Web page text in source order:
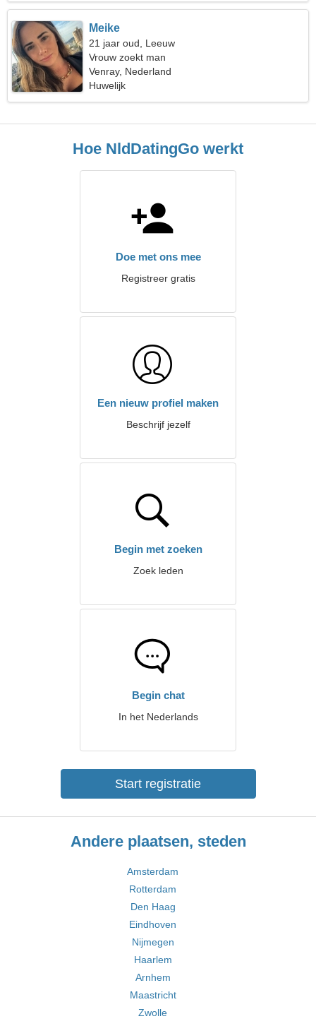
Meike
21 jaar oud, Leeuw
Vrouw zoekt man
Venray, Nederland
Huwelijk
Hoe NldDatingGo werkt
Doe met ons mee
Registreer gratis
Een nieuw profiel maken
Beschrijf jezelf
Begin met zoeken
Zoek leden
Begin chat
In het Nederlands
Start registratie
Andere plaatsen, steden
Amsterdam
Rotterdam
Den Haag
Eindhoven
Nijmegen
Haarlem
Arnhem
Maastricht
Zwolle